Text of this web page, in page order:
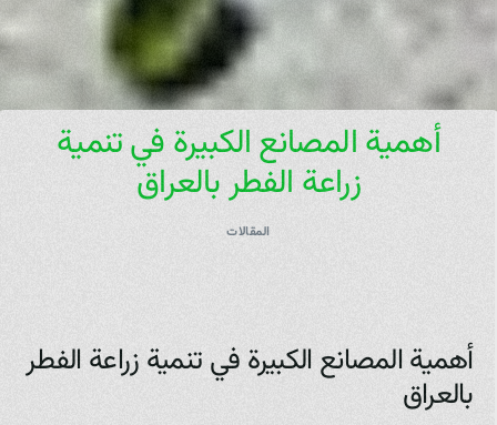
أهمية المصانع الكبيرة في تنمية
زراعة الفطر بالعراق
المقالات
أهمية المصانع الكبيرة في تنمية زراعة الفطر
بالعراق